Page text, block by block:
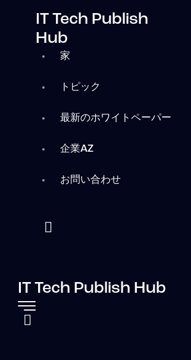
IT Tech Publish
Hub
家
トピック
最新のホワイトペーパー
企業AZ
お問い合わせ
IT Tech Publish Hub